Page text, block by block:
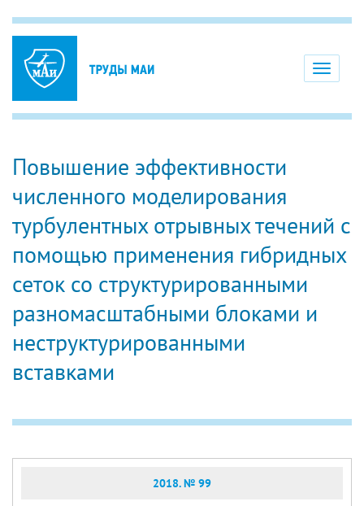
Toggle
Повышение эффективности
численного моделирования
турбулентных отрывных течений с
помощью применения гибридных
сеток со структурированными
разномасштабными блоками и
неструктурированными
вставками
2018. № 99